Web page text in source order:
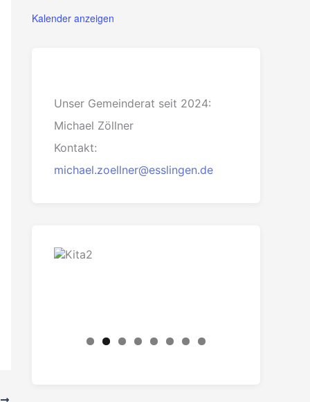
Kalender anzeigen
Unser Gemeinderat seit 2024:
Michael Zöllner
Kontakt:
michael.zoellner@esslingen.de